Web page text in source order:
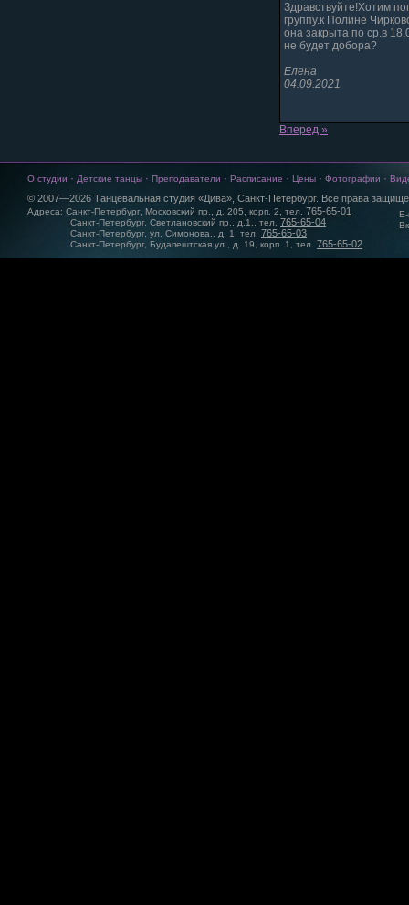
Здравствуйте!Хотим
группу.к Полине
она закрыта по ср.в
не будет добора?
Елена
04.09.2021
Вперед »
О студии · Детские танцы · Преподаватели · Расписание · Цены · Фотографии ·
© 2007—2026 Танцевальная студия «Дива», Санкт-Петербург. Все права
Адреса: Санкт-Петербург, Московский пр., д. 205, корп. 2, тел. 765-65-01
Санкт-Петербург, Светлановский пр., д.1., тел. 765-65-04
Санкт-Петербург, ул. Симонова., д. 1, тел. 765-65-03
Санкт-Петербург, Будапештская ул., д. 19, корп. 1, тел. 765-65-02